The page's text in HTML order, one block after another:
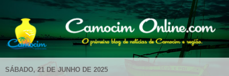
SÁBADO, 21 DE JUNHO DE 2025